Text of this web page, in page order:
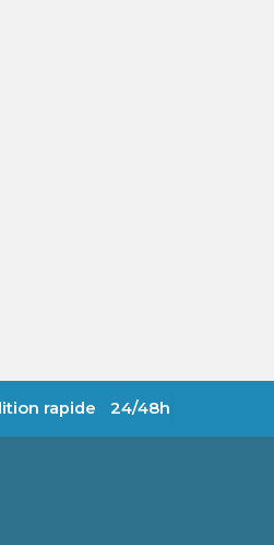
rapide 24/48h